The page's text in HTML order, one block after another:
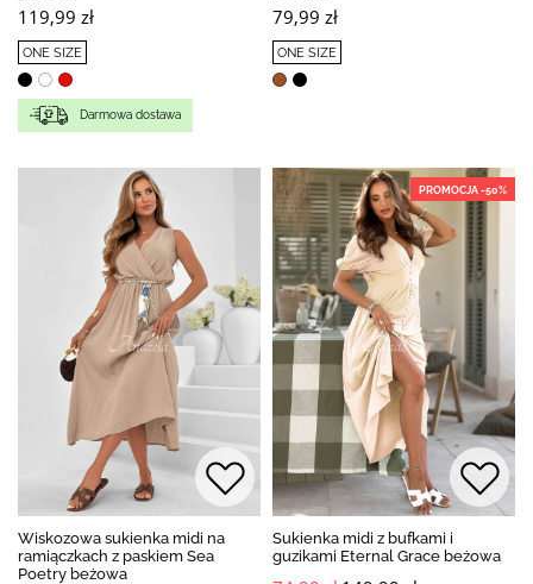
119,99 zł
ONE SIZE
Darmowa dostawa
79,99 zł
ONE SIZE
Wiskozowa sukienka midi na
ramiączkach z paskiem Sea
Poetry beżowa
PROMOCJA -50%
Sukienka midi z bufkami i
guzikami Eternal Grace beżowa